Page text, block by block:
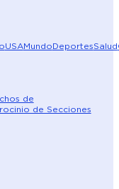
USAMundoDeportesSalud
de
de Secciones